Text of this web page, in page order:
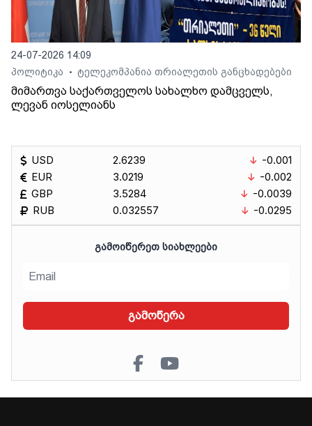
24-07-2026 14:09
პოლიტიკა
• ტელეკომპანია თრიალეთის განცხადებები
მიმართვა საქართველოს სახალხო დამცველს,
ლევან იოსელიანს
USD
EUR
GBP
RUB
2.6239
3.0219
3.5284
0.032557
-0.001
-0.002
-0.0039
-0.0295
ᲒᲐᲛᲝᲘᲬᲔᲠᲔᲗ ᲡᲘᲐᲮᲚᲔᲔᲑᲘ
გამოწერა